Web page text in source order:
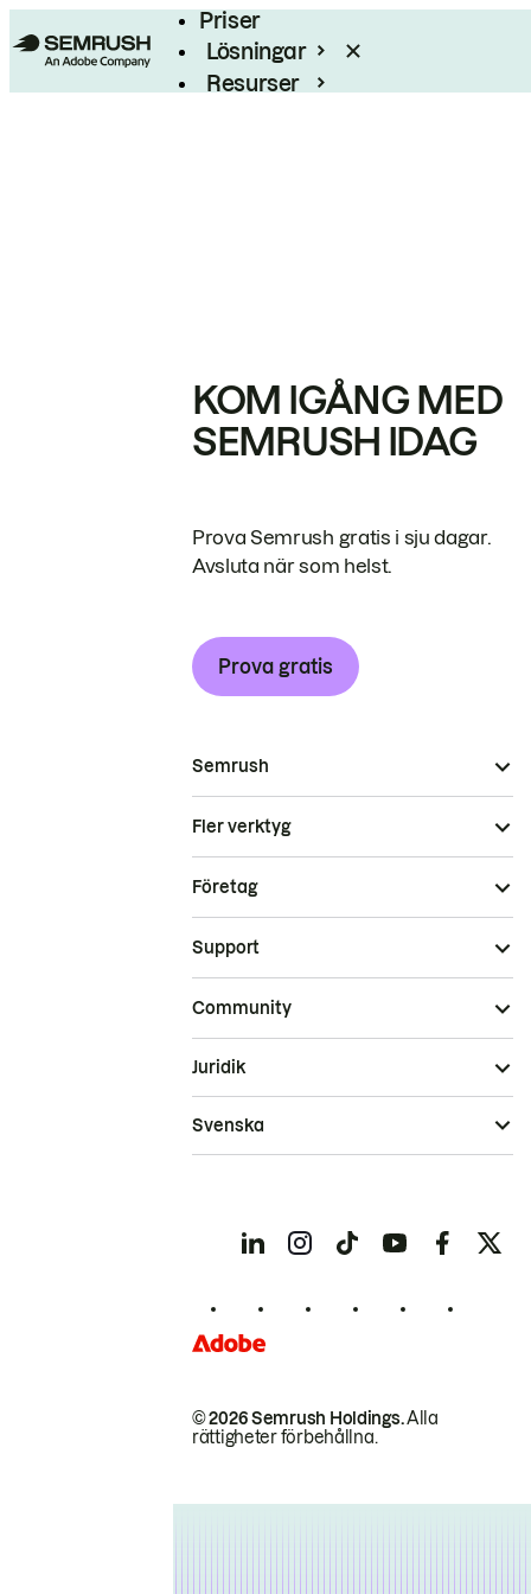
Priser
Lösningar
Resurser
KOM IGÅNG MED
SEMRUSH IDAG
Prova Semrush gratis i sju dagar.
Avsluta när som helst.
Prova gratis
Semrush
Fler verktyg
Företag
Support
Community
© 2026 Semrush Holdings.Alla
rättigheter förbehållna.
Juridik
Svenska